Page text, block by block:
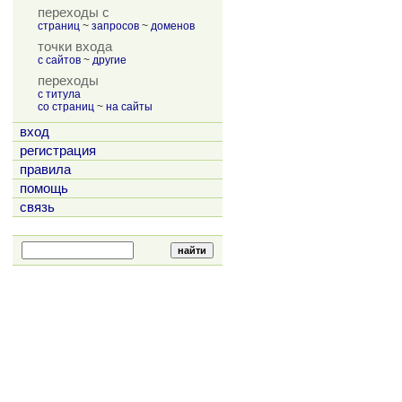
переходы с
страниц ~ запросов ~ доменов
точки входа
с сайтов ~ другие
переходы
с титула
со страниц ~ на сайты
вход
регистрация
правила
помощь
связь